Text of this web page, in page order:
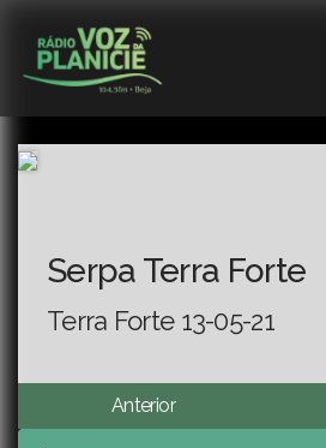
Serpa Terra Forte
Terra Forte 13-05-21
Anterior